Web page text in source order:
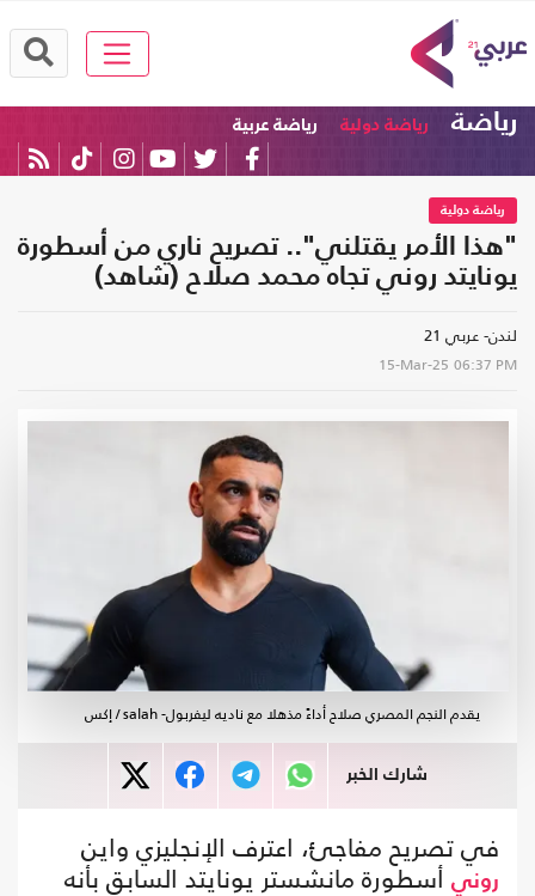
رياضة رياضة دولية رياضة عربية
رياضة دولية
"هذا الأمر يقتلني".. تصريح ناري من أسطورة
يونايتد روني تجاه محمد صلاح (شاهد)
لندن- عربي 21
15-Mar-25 06:37 PM
يقدم النجم المصري صلاح أداءً مذهلا مع ناديه ليفربول- salah / إكس
شارك الخبر
في تصريح مفاجئ، اعترف الإنجليزي واين
روني أسطورة مانشستر يونايتد السابق بأنه